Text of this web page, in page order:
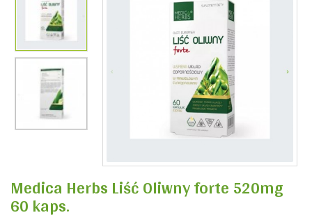
Medica Herbs Liść Oliwny forte 520mg
60 kaps.